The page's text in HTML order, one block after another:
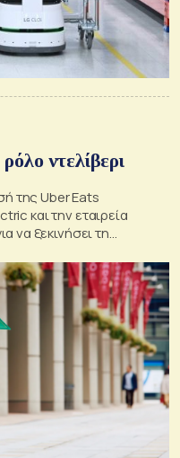
ντελίβερι
της Uber Eats
και την εταιρεία
να ξεκινήσει τη